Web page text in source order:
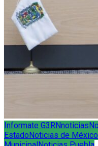
Informate G3RNnoticias
EstadoNoticias de México